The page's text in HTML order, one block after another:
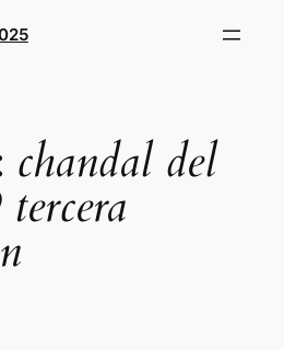
chandal del